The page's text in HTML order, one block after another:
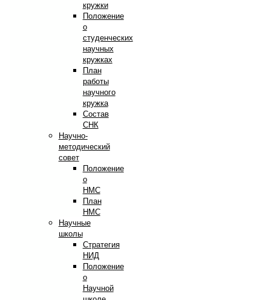
кружки
Положение
о
студенческих
научных
кружках
План
работы
научного
кружка
Состав
СНК
Научно-
методический
совет
Положение
о
НМС
План
НМС
Научные
школы
Стратегия
НИД
Положение
о
Научной